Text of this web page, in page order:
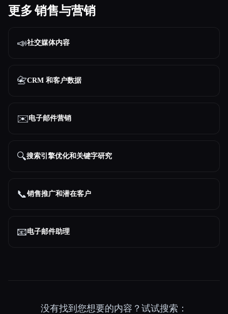
更多 销售与营销
📣社交媒体内容
📇CRM 和客户数据
✉️电子邮件营销
🔍搜索引擎优化和关键字研究
📞销售推广和潜在客户
📧电子邮件助理
没有找到您想要的内容？试试搜索：